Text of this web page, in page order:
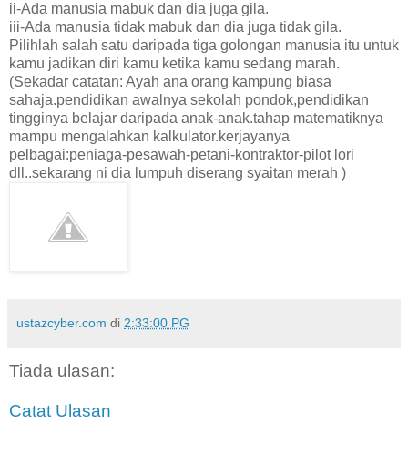
ii-Ada manusia mabuk dan dia juga gila.
iii-Ada manusia tidak mabuk dan dia juga tidak gila.
Pilihlah salah satu daripada tiga golongan manusia itu untuk
kamu jadikan diri kamu ketika kamu sedang marah.
(Sekadar catatan: Ayah ana orang kampung biasa
sahaja.pendidikan awalnya sekolah pondok,pendidikan
tingginya belajar daripada anak-anak.tahap matematiknya
mampu mengalahkan kalkulator.kerjayanya
pelbagai:peniaga-pesawah-petani-kontraktor-pilot lori
dll..sekarang ni dia lumpuh diserang syaitan merah )
ustazcyber.com di 2:33:00 PG
Tiada ulasan:
Catat Ulasan